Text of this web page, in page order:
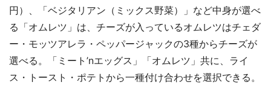
円）、「ベジタリアン（ミックス野菜）」など中身が選べ
る「オムレツ」は、チーズが入っているオムレツはチェダ
ー・モッツアレラ・ペッパージャックの3種からチーズが
選べる。「ミート’nエッグス」「オムレツ」共に、ライ
ス・トースト・ポテトから一種付け合わせを選択できる。